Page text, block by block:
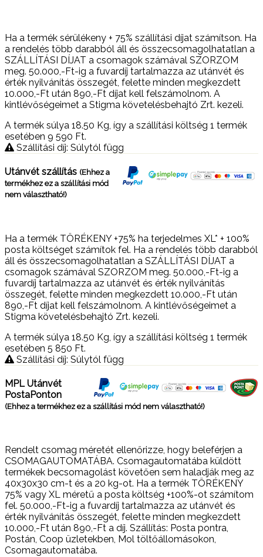
Ha a termék sérülékeny + 75% szállítási díjat számítson. Ha
a rendelés több darabból áll és összecsomagolhatatlan a
SZÁLLÍTÁSI DÍJAT a csomagok számával SZORZOM
meg. 50.000,-Ft-ig a fuvardíj tartalmazza az utánvét és
érték nyilvánítás összegét, felette minden megkezdett
10.000,-Ft után 890,-Ft díjat kell felszámolnom. A
kintlévőségeimet a Stigma követelésbehajtó Zrt. kezeli.
A termék súlya 18.50 Kg, így a szállítási költség 1 termék
esetében 9 590 Ft.
Szállítási díj: Súlytól függ
Utánvét szállítás (Ehhez a
termékhez ez a szállítási mód
nem választható!)
Ha a termék TÖRÉKENY +75% ha terjedelmes XL* + 100%
posta költséget számítok fel. Ha a rendelés több darabból
áll és összecsomagolhatatlan a SZÁLLÍTÁSI DÍJAT a
csomagok számával SZORZOM meg. 50.000,-Ft-ig a
fuvardíj tartalmazza az utánvét és érték nyilvánítás
összegét, felette minden megkezdett 10.000,-Ft után
890,-Ft díjat kell felszámolnom. A kintlévőségeimet a
Stigma követelésbehajtó Zrt. kezeli.
A termék súlya 18.50 Kg , így a szállítási költség 1 termék
esetében 5 850 Ft.
Szállítási díj: Súlytól függ
MPL Utánvét
PostaPonton
(Ehhez a termékhez ez a szállítási mód nem választható!)
Rendelt csomag méretét ellenőrizze, hogy beleférjen a
CSOMAGAUTOMATÁBA. Csomagautomatába küldött
termékek becsomagolást követően sem haladják meg az
40x30x30 cm-t és a 20 kg-ot. Ha a termék TÖRÉKENY
75% vagy XL méretű a posta költség +100%-ot számítom
fel. 50.000,-Ft-ig a fuvardíj tartalmazza az utánvét és
érték nyilvánítás összegét, felette minden megkezdett
10.000,-Ft után 890,-Ft a díj. Szállítás: Posta pontra,
Postán, Coop üzletekben, Mol töltőállomásokon,
Csomagautomatába.